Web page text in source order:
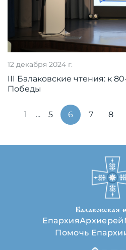
12 декабря 2024 г.
III Балаковские чтения: к
Победы
1 ... 5 6 7 8
Балаковская
ЕпархияАрхиерей
Помочь